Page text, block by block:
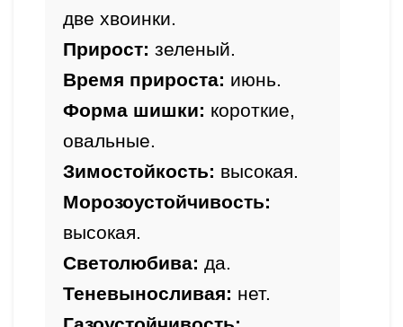
Прирост: зеленый.
Время прироста: июнь.
Форма шишки: короткие,
Зимостойкость: высокая.
Светолюбива: да.
Теневыносливая: нет.